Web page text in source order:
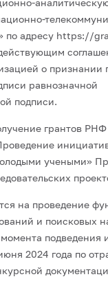
по адресу https://
о признании
равнозначной
подписи.
грантов РНФ
учеными»
на проведение
и поисковых
подведения
2024 года по